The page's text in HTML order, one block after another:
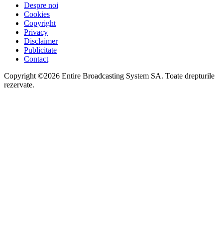
Despre noi
Cookies
Copyright
Privacy
Disclaimer
Publicitate
Contact
Copyright ©2026 Entire Broadcasting System SA. Toate drepturile
rezervate.